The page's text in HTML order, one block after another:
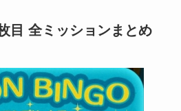
目 全ミッションまとめ